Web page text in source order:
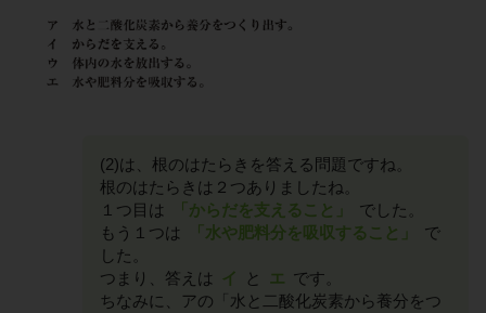
(2)は、根のはたらきを答える問題ですね。
根のはたらきは２つありましたね。
１つ目は
「からだを支えること」
でした。
もう１つは
「水や肥料分を吸収すること」
で
した。
つまり、答えは イ と エ です。
ちなみに、アの「水と二酸化炭素から養分をつ